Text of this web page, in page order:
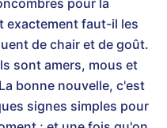
pour la
exactement faut-il les
de chair et de goût.
sont amers, mous et
bonne nouvelle, c'est
signes simples pour